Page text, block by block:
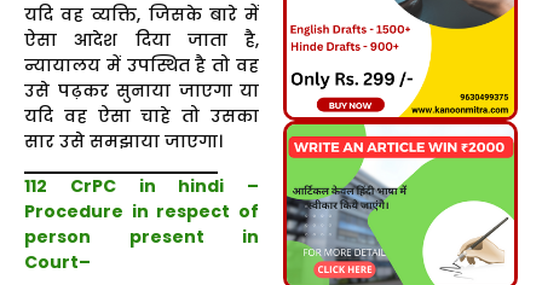
यदि वह व्यक्ति, जिसके बारे में
ऐसा आदेश दिया जाता है,
न्यायालय में उपस्थित है तो वह
उसे पढ़कर सुनाया जाएगा या
यदि वह ऐसा चाहे तो उसका
सार उसे समझाया जाएगा।
112 CrPC in hindi –
Procedure in respect of
person present in
Court–